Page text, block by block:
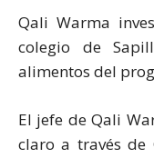
Qali Warma
colegio de
alimentos del
El jefe de Qali
claro a través de